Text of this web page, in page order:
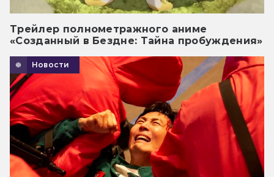
Трейлер полнометражного аниме
«Созданный в Бездне: Тайна пробуждения»
Новости